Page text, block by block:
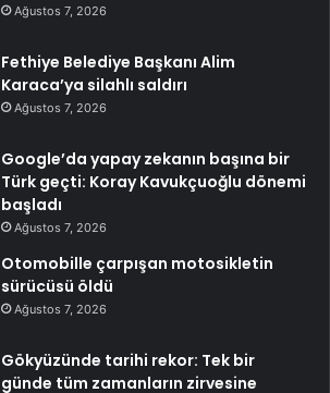
Ağustos 7, 2026
Fethiye Belediye Başkanı Alim
Karaca’ya silahlı saldırı
Ağustos 7, 2026
Google’da yapay zekanın başına bir
Türk geçti: Koray Kavukçuoğlu dönemi
başladı
Ağustos 7, 2026
Otomobille çarpışan motosikletin
sürücüsü öldü
Ağustos 7, 2026
Gökyüzünde tarihi rekor: Tek bir
günde tüm zamanların zirvesine